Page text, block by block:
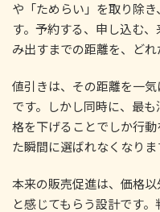
や「ためらい」を取り除
す。予約する、申し込む、
み出すまでの距離を、どれ
値引きは、その距離を一
です。しかし同時に、最
格を下げることでしか行
た瞬間に選ばれなくなりま
本来の販売促進は、価格以
と感じてもらう設計です